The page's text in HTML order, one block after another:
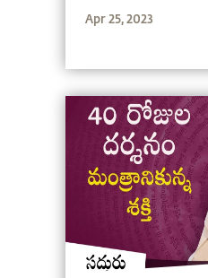
Apr 25, 2023